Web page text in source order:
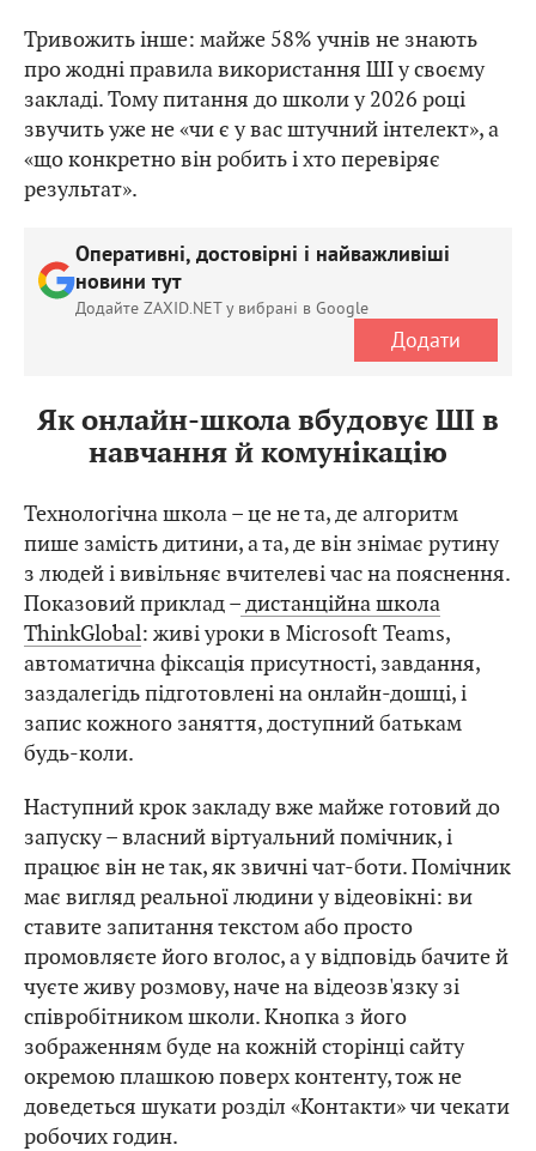
Тривожить інше: майже 58% учнів не знають
про жодні правила використання ШІ у своєму
закладі. Тому питання до школи у 2026 році
звучить уже не «чи є у вас штучний інтелект», а
«що конкретно він робить і хто перевіряє
результат».
Оперативні, достовірні і найважливіші
новини тут
Додайте ZAXID.NET у вибрані в Google
Додати
Як онлайн-школа вбудовує ШІ в
навчання й комунікацію
Технологічна школа – це не та, де алгоритм
пише замість дитини, а та, де він знімає рутину
з людей і вивільняє вчителеві час на пояснення.
Показовий приклад – дистанційна школа
ThinkGlobal: живі уроки в Microsoft Teams,
автоматична фіксація присутності, завдання,
заздалегідь підготовлені на онлайн-дошці, і
запис кожного заняття, доступний батькам
будь-коли.
Наступний крок закладу вже майже готовий до
запуску – власний віртуальний помічник, і
працює він не так, як звичні чат-боти. Помічник
має вигляд реальної людини у відеовікні: ви
ставите запитання текстом або просто
промовляєте його вголос, а у відповідь бачите й
чуєте живу розмову, наче на відеозв'язку зі
співробітником школи. Кнопка з його
зображенням буде на кожній сторінці сайту
окремою плашкою поверх контенту, тож не
доведеться шукати розділ «Контакти» чи чекати
робочих годин.